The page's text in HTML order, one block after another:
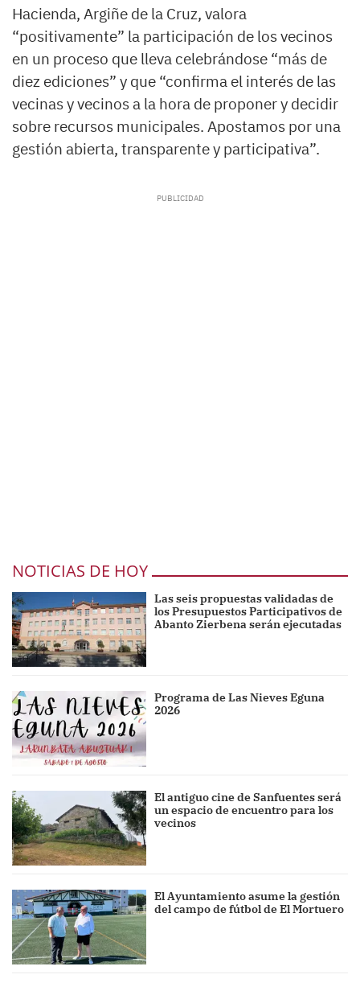
Hacienda, Argiñe de la Cruz, valora
“positivamente” la participación de los vecinos
en un proceso que lleva celebrándose “más de
diez ediciones” y que “confirma el interés de las
vecinas y vecinos a la hora de proponer y decidir
sobre recursos municipales. Apostamos por una
gestión abierta, transparente y participativa”.
NOTICIAS DE HOY
Las seis propuestas validadas de
los Presupuestos Participativos de
Abanto Zierbena serán ejecutadas
Programa de Las Nieves Eguna
2026
El antiguo cine de Sanfuentes será
un espacio de encuentro para los
vecinos
El Ayuntamiento asume la gestión
del campo de fútbol de El Mortuero